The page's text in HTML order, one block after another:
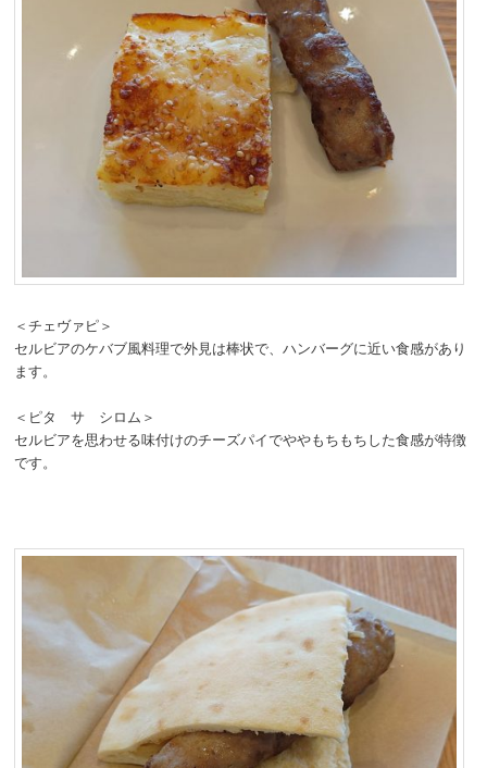
＜チェヴァピ＞
セルビアのケバブ風料理で外見は棒状で、ハンバーグに近い食感があり
ます。
＜ピタ サ シロム＞
セルビアを思わせる味付けのチーズパイでややもちもちした食感が特徴
です。